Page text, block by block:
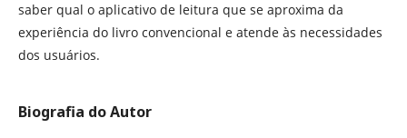
saber qual o aplicativo de leitura que se aproxima da
experiência do livro convencional e atende às necessidades
dos usuários.
Biografia do Autor